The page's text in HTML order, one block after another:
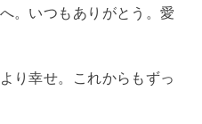
。いつもありがとう。愛
り幸せ。これからもずっ